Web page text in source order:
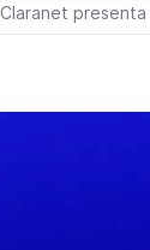
Claranet